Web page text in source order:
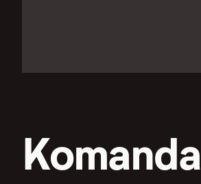
Komanda